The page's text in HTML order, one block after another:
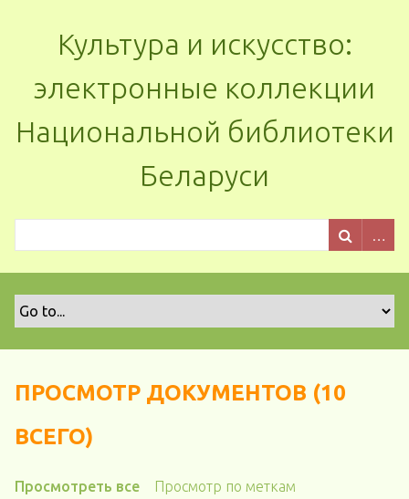
Культура и искусство:
электронные коллекции
Национальной библиотеки
Беларуси
ПРОСМОТР ДОКУМЕНТОВ (10
ВСЕГО)
Просмотреть все
Просмотр по меткам